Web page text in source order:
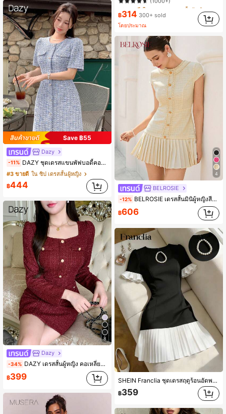
Save ฿55
Dazy
-11% DAZY ชุดเดรสแขนพัฟบอดี้คอนคอกลมลายสก๊อตหรูหราของผู้หญิง ฤดูร้อน
#3 ขายดี ใน ซิป เดรสสั้นผู้หญิง
฿444
8
Dazy
-34% DAZY เดรสสั้นผู้หญิง คอเหลี่ยม แต่งกระดุมลายสวยหรู เนื้อผ้าดีงาม ใส่ได้ทั้งฤดูใบไม้ร่วงและคริสต์มาส
฿399
#3 ขายดี ใน ธรรมดา เดรสสั้นผู้หญิง
(1000+)
#3 ขายดี ใน ธรรมดา เดรสสั้นผู้หญิง
(1000+)
#3 ขายดี
ใน ธรรมดา เดรสสั้นผู้หญิง
฿314 300+ sold
โดยประมาณ
4
BELROSIE
-12% BELROSIE เดรสสั้นมินิผู้หญิงสีขาวสำหรับฤดูร้อน สไตล์ฝรั่งเศสวินเทจ Old Money เรียบหรู สำหรับออกเดท ผ้าทวีดต่อลาย กระดุมโลหะ คอกลม แขนกุดเข้ารูปช่วงเอว
฿606
SHEIN Franclia ชุดเดรสฤดูร้อนอัดพลีทบล็อกสีหรูหรา
฿359